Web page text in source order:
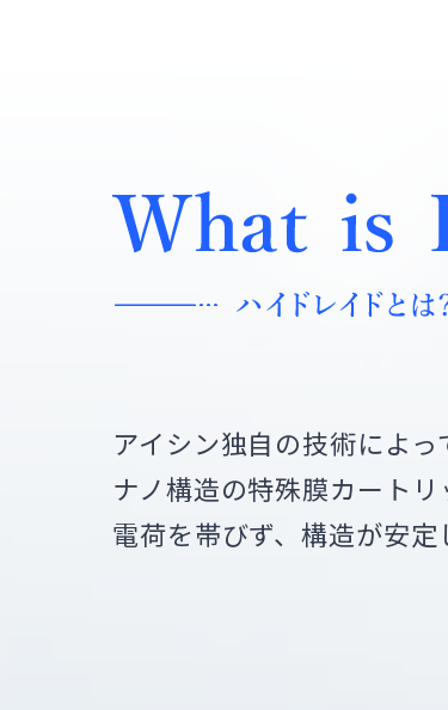
アイシン独自の技術によ
ナノ構造の特殊膜カート
電荷を帯びず、構造が安